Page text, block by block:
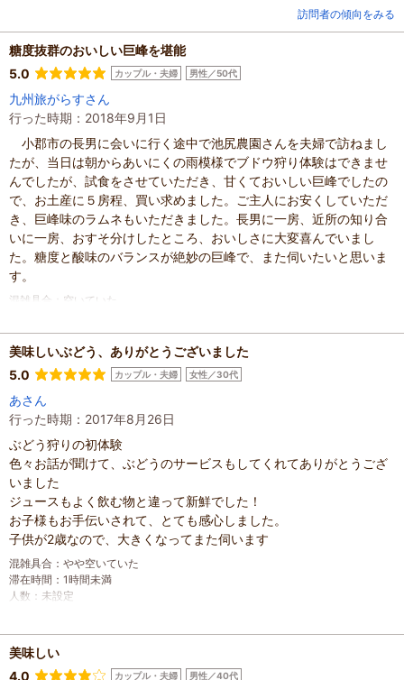
訪問者の傾向をみる
糖度抜群のおいしい巨峰を堪能
5.0
カップル・夫婦 男性／50代
九州旅がらすさん
行った時期：2018年9月1日
小郡市の長男に会いに行く途中で池尻農園さんを夫婦で訪ねまし
たが、当日は朝からあいにくの雨模様でブドウ狩り体験はできませ
んでしたが、試食をさせていただき、甘くておいしい巨峰でしたの
で、お土産に５房程、買い求めました。ご主人にお安くしていただ
き、巨峰味のラムネもいただきました。長男に一房、近所の知り合
いに一房、おすそ分けしたところ、おいしさに大変喜んでいまし
た。糖度と酸味のバランスが絶妙の巨峰で、また伺いたいと思いま
す。
混雑具合
空いていた
人数：未設定
投稿日 ： 2018年9月8日
美味しいぶどう、ありがとうございました
5.0
カップル・夫婦 女性／30代
あさん
行った時期：2017年8月26日
ぶどう狩りの初体験
色々お話が聞けて、ぶどうのサービスもしてくれてありがとうござ
いました
ジュースもよく飲む物と違って新鮮でした！
お子様もお手伝いされて、とても感心しました。
子供が2歳なので、大きくなってまた伺います
混雑具合 ： やや空いていた
滞在時間 ： 1時間未満
人数 ： 未設定
美味しい
4.0
カップル・夫婦 男性／40代